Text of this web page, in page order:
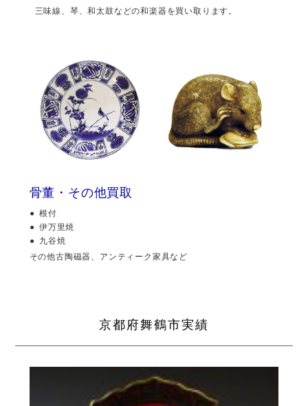
三味線、琴、和太鼓などの和楽器を買い取ります。
骨董・その他買取
根付
伊万里焼
九谷焼
その他古陶磁器、アンティーク家具など
京都府舞鶴市実績